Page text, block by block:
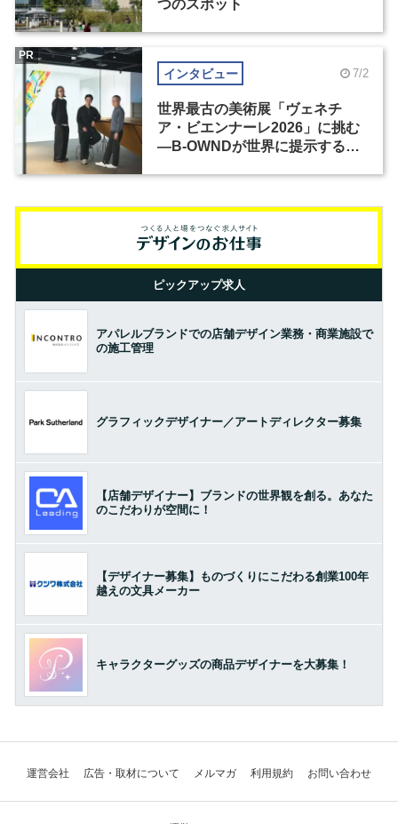
つのスポット
インタビュー 7/2
世界最古の美術展「ヴェネチ
ア・ビエンナーレ2026」に挑む
―B-OWNDが世界に提示する美
PR
ピックアップ求人
アパレルブランドでの店舗デザイン業務・商業施設で
の施工管理
グラフィックデザイナー／アートディレクター募集
【店舗デザイナー】ブランドの世界観を創る。あなた
のこだわりが空間に！
【デザイナー募集】ものづくりにこだわる創業100年
越えの文具メーカー
キャラクターグッズの商品デザイナーを大募集！
運営会社 広告・取材について メルマガ 利用規約 お問い合わせ